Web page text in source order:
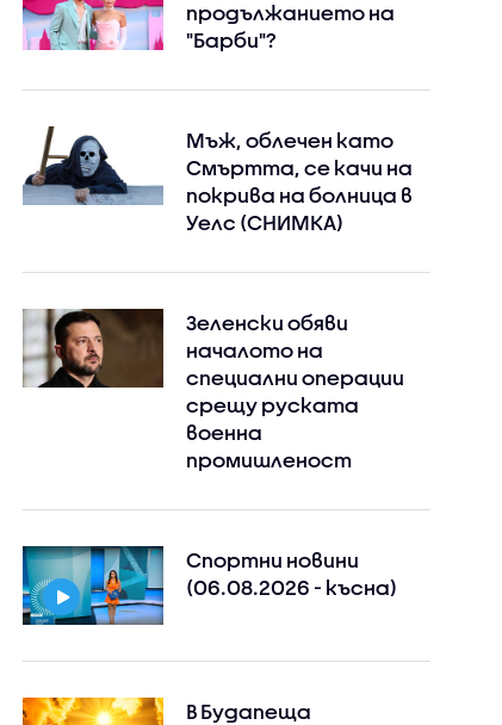
продължанието на
"Барби"?
Мъж, облечен като
Смъртта, се качи на
покрива на болница в
Уелс (СНИМКА)
Зеленски обяви
началото на
специални операции
срещу руската
военна
промишленост
Спортни новини
(06.08.2026 - късна)
В Будапеща